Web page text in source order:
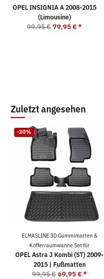
OPEL INSIGNIA A 2008-2015
(Limousine)
99,95 € 79,95 €*
Zuletzt angesehen
-30%
ELMASLINE 3D Gummimatten &
Kofferraumwanne Set für
OPEL Astra J Kombi (ST) 2009-
2015 | Fußmatten
99,95 € 69,95 €*